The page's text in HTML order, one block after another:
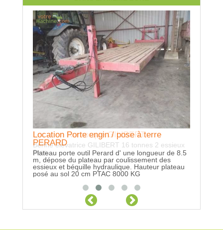
Location Porte engin / pose à terre
PERARD
Plateau porte outil Perard d' une longueur de 8.5
m, dépose du plateau par coulissement des
essieux et béquille hydraulique. Hauteur plateau
posé au sol 20 cm PTAC 8000 KG
Location Remorque GILIBERT
Benne élévatrice GILIBERT 16 tonnes 2 essieux
fixes